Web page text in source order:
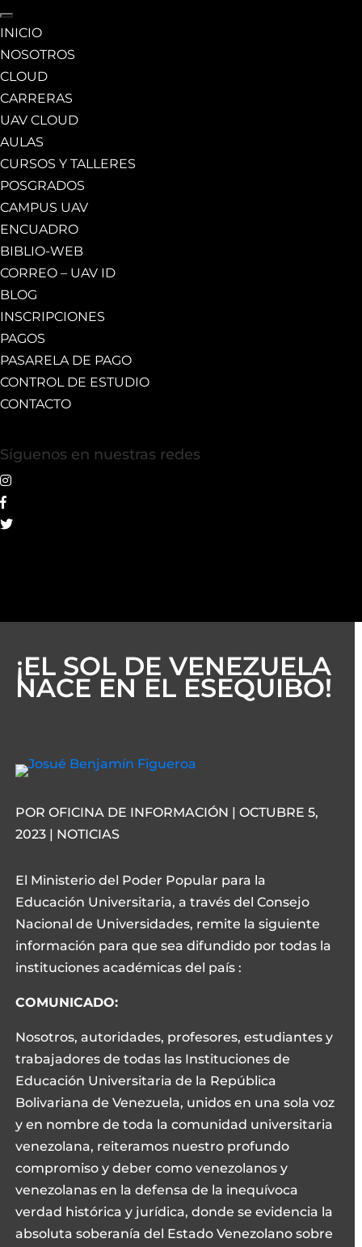
INICIO
NOSOTROS
CLOUD
CARRERAS
UAV CLOUD
AULAS
CURSOS Y TALLERES
POSGRADOS
CAMPUS UAV
ENCUADRO
BIBLIO-WEB
CORREO – UAV ID
BLOG
INSCRIPCIONES
PAGOS
PASARELA DE PAGO
CONTROL DE ESTUDIO
CONTACTO
Síguenos en nuestras redes
¡EL SOL DE VENEZUELA
NACE EN EL ESEQUIBO!
POR OFICINA DE INFORMACIÓN | OCTUBRE 5,
2023 | NOTICIAS
El Ministerio del Poder Popular para la
Educación Universitaria, a través del Consejo
Nacional de Universidades, remite la siguiente
información para que sea difundido por todas la
instituciones académicas del país :
COMUNICADO:
Nosotros, autoridades, profesores, estudiantes y
trabajadores de todas las Instituciones de
Educación Universitaria de la República
Bolivariana de Venezuela, unidos en una sola voz
y en nombre de toda la comunidad universitaria
venezolana, reiteramos nuestro profundo
compromiso y deber como venezolanos y
venezolanas en la defensa de la inequívoca
verdad histórica y jurídica, donde se evidencia la
absoluta soberanía del Estado Venezolano sobre